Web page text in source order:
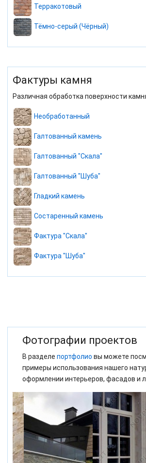
Терракотовый
Тёмно-серый (Чёрный)
Фактуры камня
Различная обработка поверхности
Необработанный
Галтованный камень
Галтованный "Скала"
Галтованный "Шуба"
Гладкий камень
Состаренный камень
Фактура "Скала"
Фактура "Шуба"
Фотографии проектов
В разделе портфолио вы можете
примеры использования нашего
оформлении интерьеров, фасадов и